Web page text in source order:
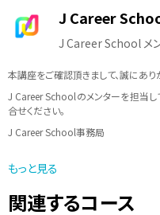
J Career
J Career School メ
本講座をご確認頂きまして、誠にあり
J Career Schoolのメンターを担当し
合せください。
J Career School事務局
受付時間 10：00〜17：00（土日祝日
もっと見る
関連するコース